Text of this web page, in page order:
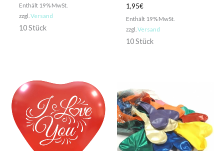
Enthält 19% MwSt.
zzgl. Versand
10 Stück
1,95€
Enthält 19% MwSt.
zzgl. Versand
10 Stück